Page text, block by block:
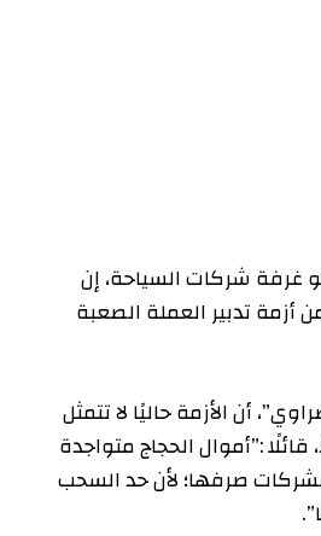
غرفة شركات السياحة، إن
أزمة تدبير العملة الصعبة
أن الأزمة حاليًا لا تتمثل
:”أموال الحجاج متواجدة
صرفها؛ لأن حد السحب